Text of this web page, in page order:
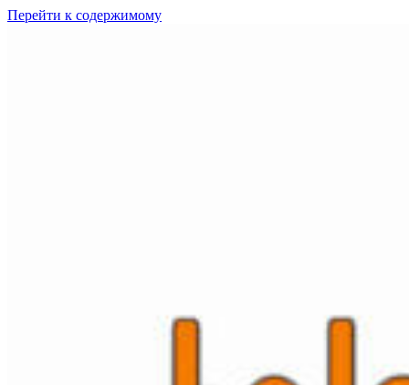
Перейти к содержимому